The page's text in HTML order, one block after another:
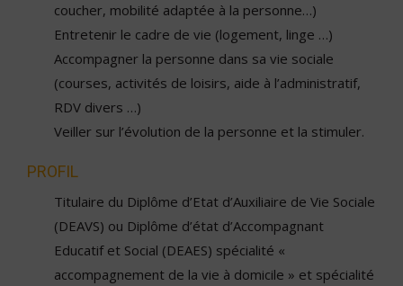
coucher, mobilité adaptée à la personne…)
Entretenir le cadre de vie (logement, linge …)
Accompagner la personne dans sa vie sociale
(courses, activités de loisirs, aide à l’administratif,
RDV divers …)
Veiller sur l’évolution de la personne et la stimuler.
PROFIL
Titulaire du Diplôme d’Etat d’Auxiliaire de Vie Sociale
(DEAVS) ou Diplôme d’état d’Accompagnant
Educatif et Social (DEAES) spécialité «
accompagnement de la vie à domicile » et spécialité